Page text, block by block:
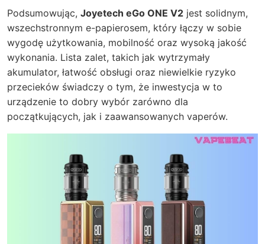
Podsumowując, Joyetech eGo ONE V2 jest solidnym,
wszechstronnym e-papierosem, który łączy w sobie
wygodę użytkowania, mobilność oraz wysoką jakość
wykonania. Lista zalet, takich jak wytrzymały
akumulator, łatwość obsługi oraz niewielkie ryzyko
przecieków świadczy o tym, że inwestycja w to
urządzenie to dobry wybór zarówno dla
początkujących, jak i zaawansowanych vaperów.